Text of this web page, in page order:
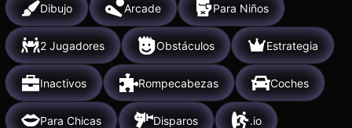
Dibujo Arcade Para Niños
2 Jugadores Obstáculos Estrategia
Inactivos Rompecabezas Coches
Para Chicas Disparos .io